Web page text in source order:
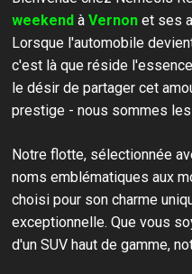
weekend à Vernon et ses
Lorsque l'automobile
c'est là que réside
le désir de partager cet
prestige - nous sommes
Notre flotte, sélectionnée
noms emblématiques aux
choisi pour son charme
exceptionnelle. Que vous
d'un SUV haut de gamme,